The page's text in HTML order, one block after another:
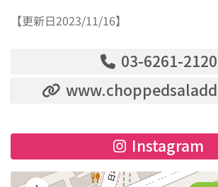
【更新日2023/11/16】
03-6261-2120
Instagram